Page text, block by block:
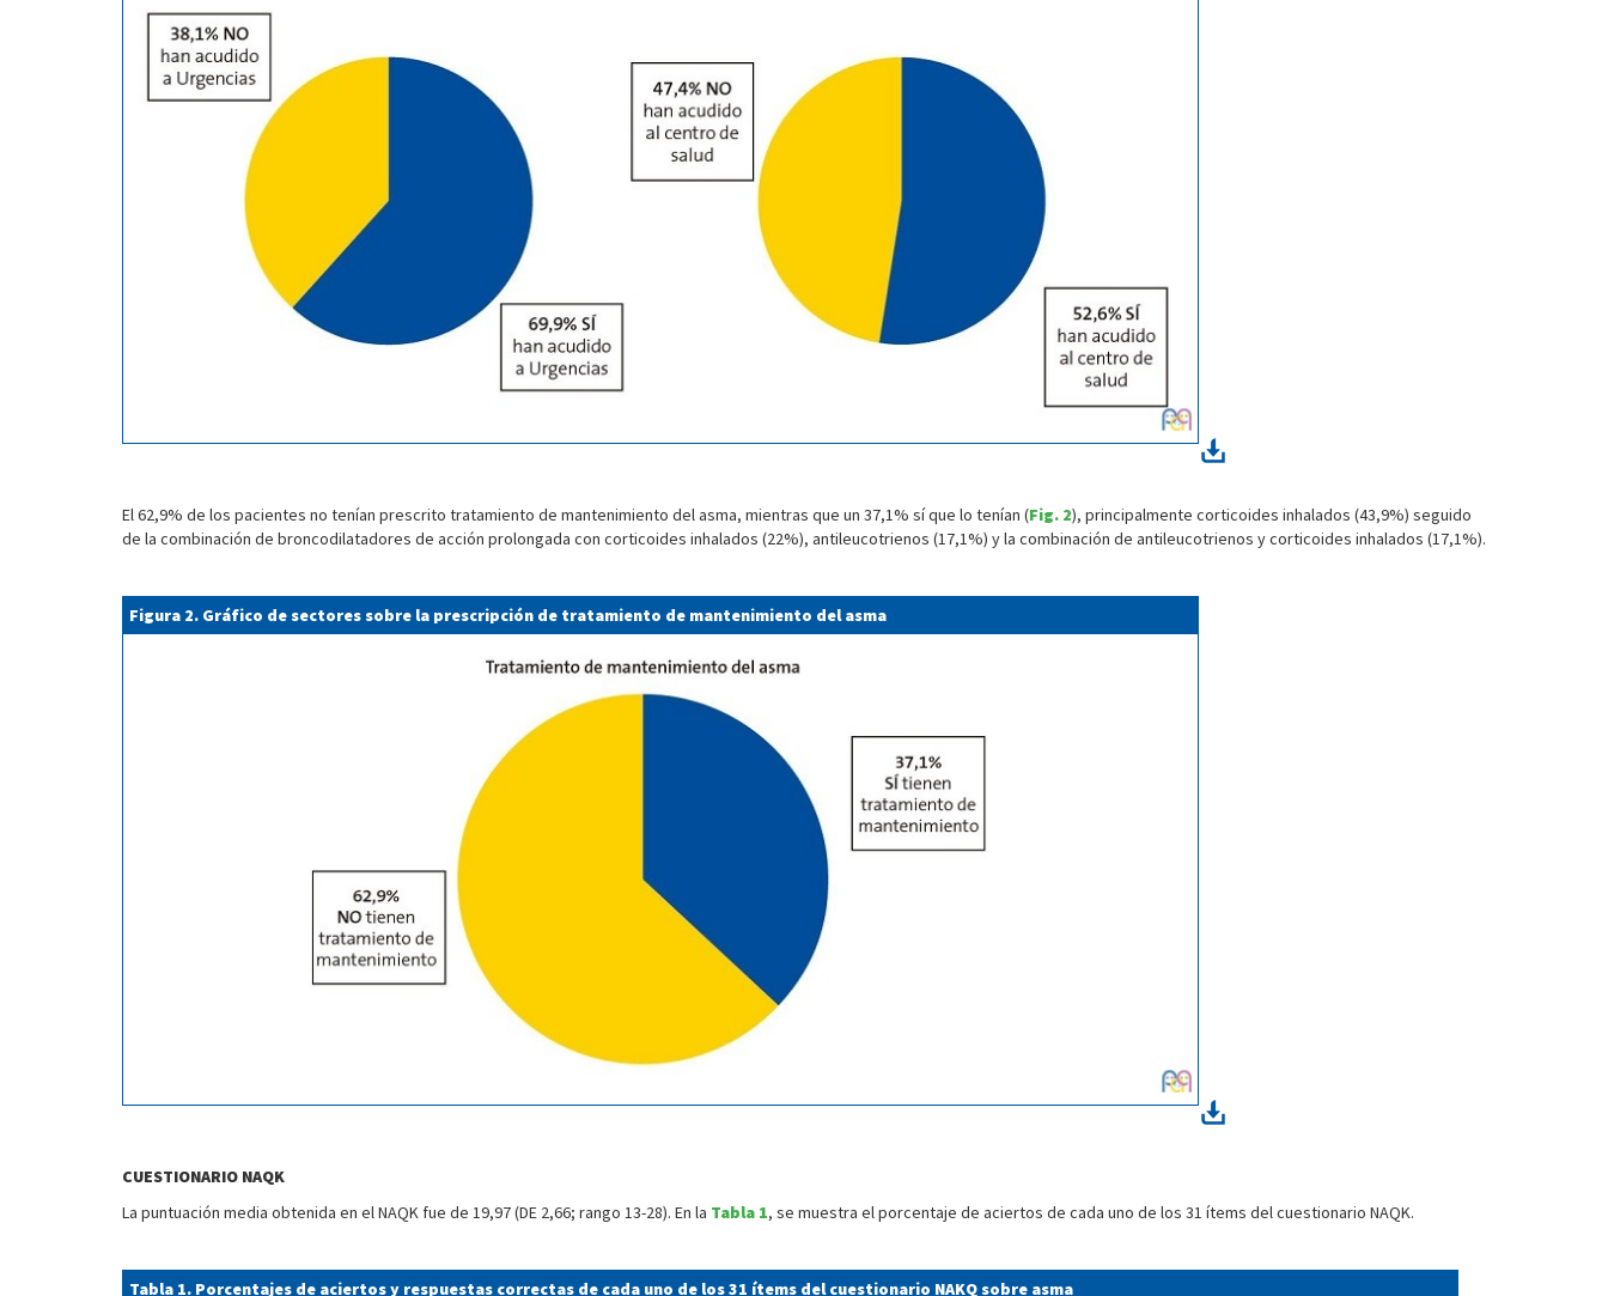
El 62,9% de los pacientes no tenían prescrito tratamiento de mantenimiento del asma, mientras que un 37,1% sí que lo tenían (Fig. 2), principalmente corticoides inhalados (43,9%) seguido
de la combinación de broncodilatadores de acción prolongada con corticoides inhalados (22%), antileucotrienos (17,1%) y la combinación de antileucotrienos y corticoides inhalados (17,1%).
Figura 2. Gráfico de sectores sobre la prescripción de tratamiento de mantenimiento del asma
CUESTIONARIO NAQK
La puntuación media obtenida en el NAQK fue de 19,97 (DE 2,66; rango 13-28). En la Tabla 1, se muestra el porcentaje de aciertos de cada uno de los 31 ítems del cuestionario NAQK.
Tabla 1. Porcentajes de aciertos y respuestas correctas de cada uno de los 31 ítems del cuestionario NAKQ sobre asma